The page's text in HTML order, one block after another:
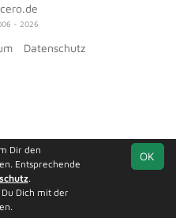
- 2026
Datenschutz
OK
Dir den
Entsprechende
.
Dich mit der